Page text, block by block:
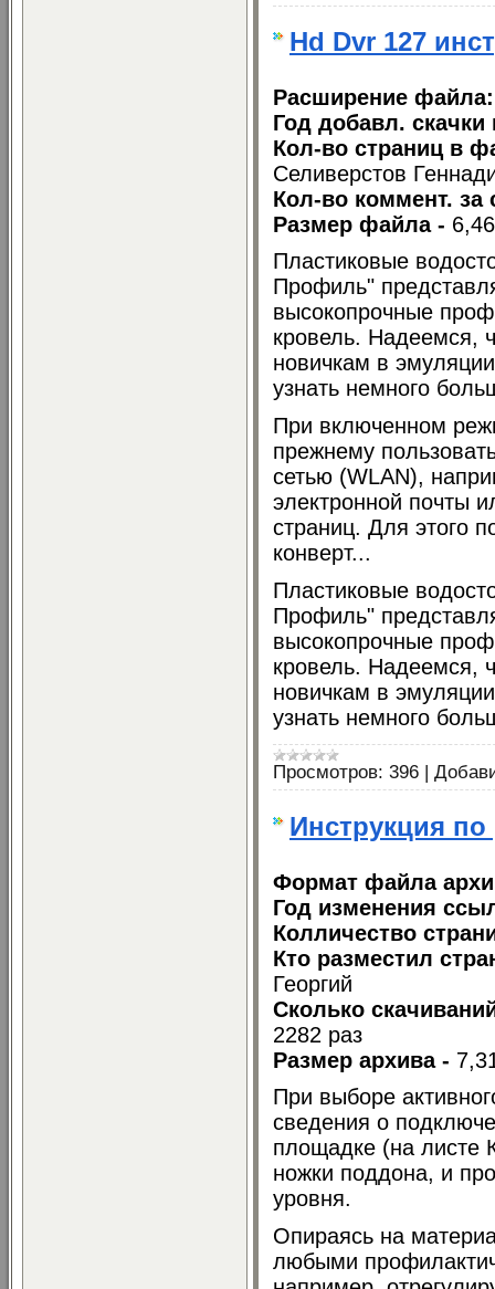
Hd Dvr 127
Расширение
Год добавл.
Кол-во страниц в
Селиверстов
Кол-во коммент. за
Размер файла -
Пластиковые
Профиль"
высокопрочные
кровель. Надеемся,
новичкам в
узнать немного
При включенном
прежнему
сетью (WLAN),
электронной почты
страниц. Для этого
конверт...
Пластиковые
Профиль"
высокопрочные
кровель. Надеемся,
новичкам в
узнать немного
Просмотров: 396
Инструкция
Формат файла
Год изменения
Колличество
Кто разместил
Георгий
Сколько
2282 раз
Размер архива -
При выборе
сведения о
площадке (на листе
ножки поддона, и
уровня.
Опираясь на
любыми